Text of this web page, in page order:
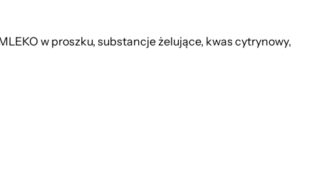
w proszku, substancje żelujące, kwas cytrynowy,